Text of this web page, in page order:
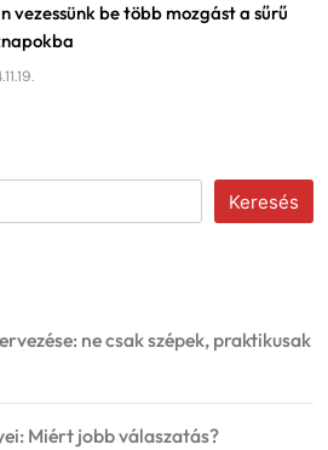
vezessünk be több mozgást a sűrű
Keresés
ne csak szépek, praktikusak
Miért jobb válaszatás?